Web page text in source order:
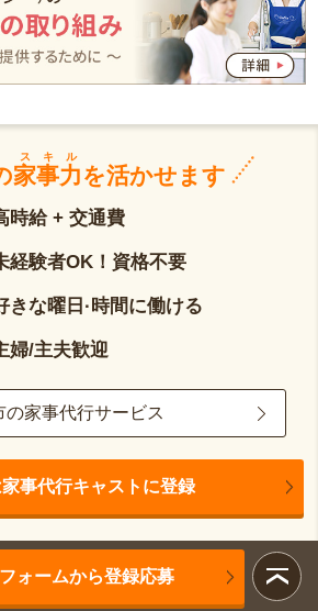
家事力
スキル
を活かせます
時給 + 交通費
経験者OK！資格不要
きな曜日·時間に働ける
婦/主夫歓迎
の家事代行サービス
家事代行キャストに登録
ォームから登録応募